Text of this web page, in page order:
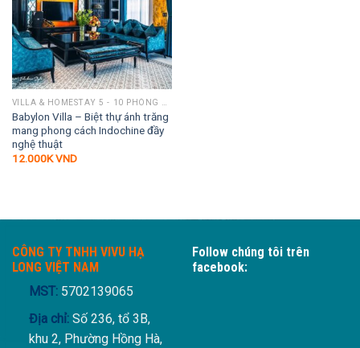
Babylon Villa – Biệt thự ánh trăng
mang phong cách Indochine đầy
nghệ thuật
12.000KVND
CÔNG TY TNHH VIVU HẠ
LONG VIỆT NAM
MST: 5702139065
Địa chỉ:Số 236, tổ 3B,
khu 2, Phường Hồng Hà,
Follow chúng tôi trên
facebook: